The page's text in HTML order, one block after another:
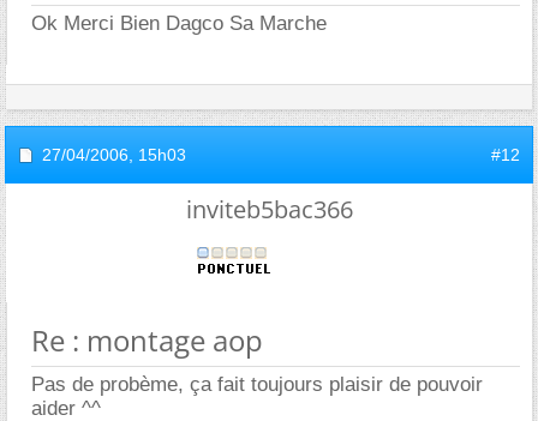
Ok Merci Bien Dagco Sa Marche
27/04/2006, 15h03 #12
inviteb5bac366
Re : montage aop
Pas de probème, ça fait toujours plaisir de pouvoir
aider ^^